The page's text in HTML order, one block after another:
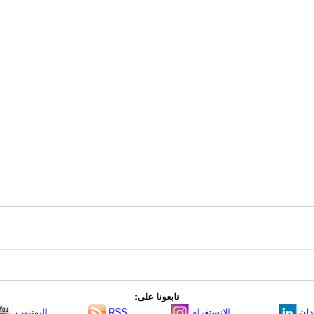
تابعونا على: